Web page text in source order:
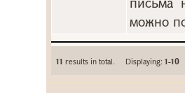
можно
11 results in total. Displaying:1-10